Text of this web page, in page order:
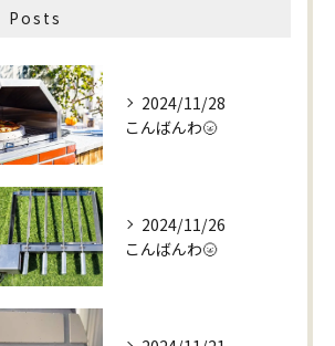
Posts
2024/11/28
こんばんわ🌝
2024/11/26
こんばんわ🌝